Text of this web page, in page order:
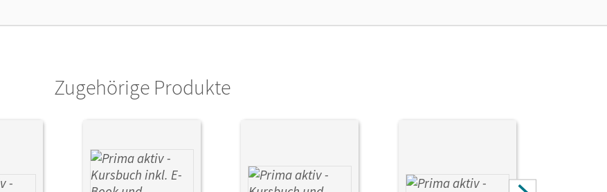
Cornelsen Verlag
Zugehörige Produkte